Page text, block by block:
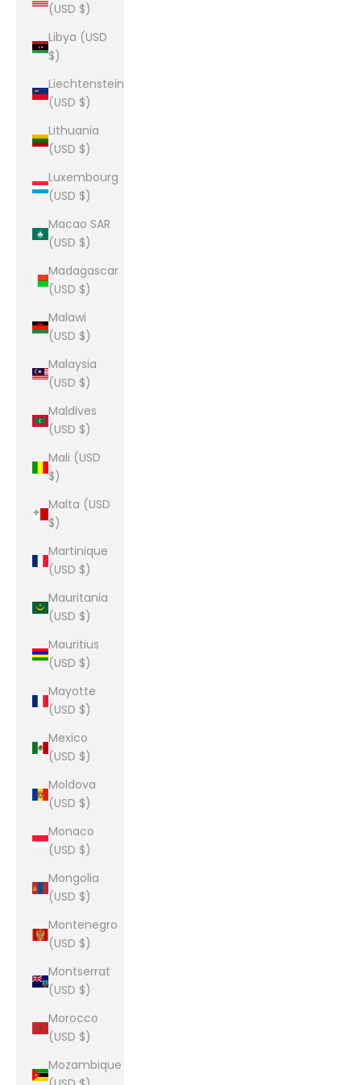
(USD $)
Libya (USD
$)
Liechtenstein
(USD $)
Lithuania
(USD $)
Luxembourg
(USD $)
Macao SAR
(USD $)
Madagascar
(USD $)
Malawi
(USD $)
Malaysia
(USD $)
Maldives
(USD $)
Mali (USD
$)
Malta (USD
$)
Martinique
(USD $)
Mauritania
(USD $)
Mauritius
(USD $)
Mayotte
(USD $)
Mexico
(USD $)
Moldova
(USD $)
Monaco
(USD $)
Mongolia
(USD $)
Montenegro
(USD $)
Montserrat
(USD $)
Morocco
(USD $)
Mozambique